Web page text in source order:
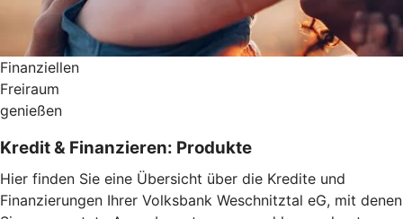
Finanziellen
Freiraum
genießen
Kredit & Finanzieren: Produkte
Hier finden Sie eine Übersicht über die Kredite und
Finanzierungen Ihrer Volksbank Weschnitztal eG, mit denen